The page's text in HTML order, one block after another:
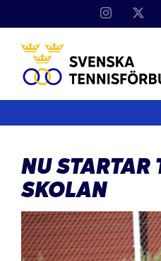
Instagram
NU STARTAR
SKOLAN